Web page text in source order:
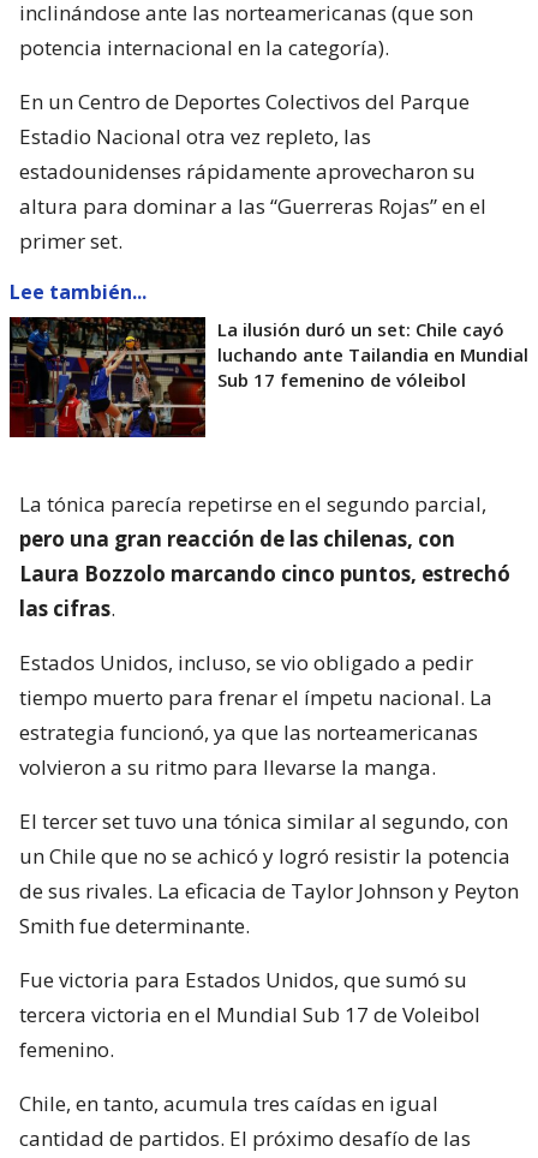
inclinándose ante las norteamericanas (que son
potencia internacional en la categoría).
En un Centro de Deportes Colectivos del Parque
Estadio Nacional otra vez repleto, las
estadounidenses rápidamente aprovecharon su
altura para dominar a las “Guerreras Rojas” en el
primer set.
Lee también...
La ilusión duró un set: Chile cayó
luchando ante Tailandia en Mundial
Sub 17 femenino de vóleibol
La tónica parecía repetirse en el segundo parcial,
pero una gran reacción de las chilenas, con
Laura Bozzolo marcando cinco puntos, estrechó
las cifras.
Estados Unidos, incluso, se vio obligado a pedir
tiempo muerto para frenar el ímpetu nacional. La
estrategia funcionó, ya que las norteamericanas
volvieron a su ritmo para llevarse la manga.
El tercer set tuvo una tónica similar al segundo, con
un Chile que no se achicó y logró resistir la potencia
de sus rivales. La eficacia de Taylor Johnson y Peyton
Smith fue determinante.
Fue victoria para Estados Unidos, que sumó su
tercera victoria en el Mundial Sub 17 de Voleibol
femenino.
Chile, en tanto, acumula tres caídas en igual
cantidad de partidos. El próximo desafío de las